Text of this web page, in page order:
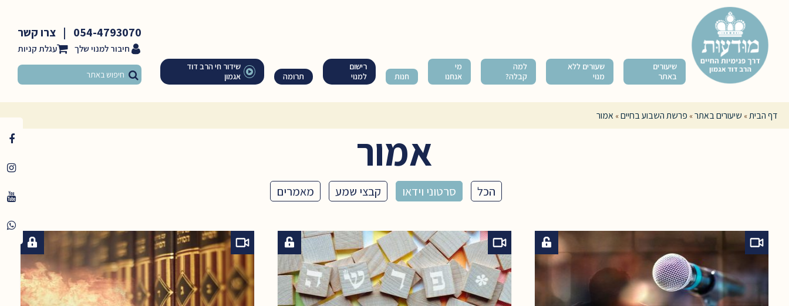
שיעורים
באתר
שעורים ללא
מנוי
למה
קבלה?
מי
אנחנו
חנות
רישום
למנוי
תרומה
שידור חי הרב דוד
אגמון
054-4793070
| צרו קשר
חיבור למנוי שלך
דף הבית» שיעורים באתר» פרשת השבוע בחיים» אמור
אמור
הכל סרטוני וידאו קבצי שמע מאמרים